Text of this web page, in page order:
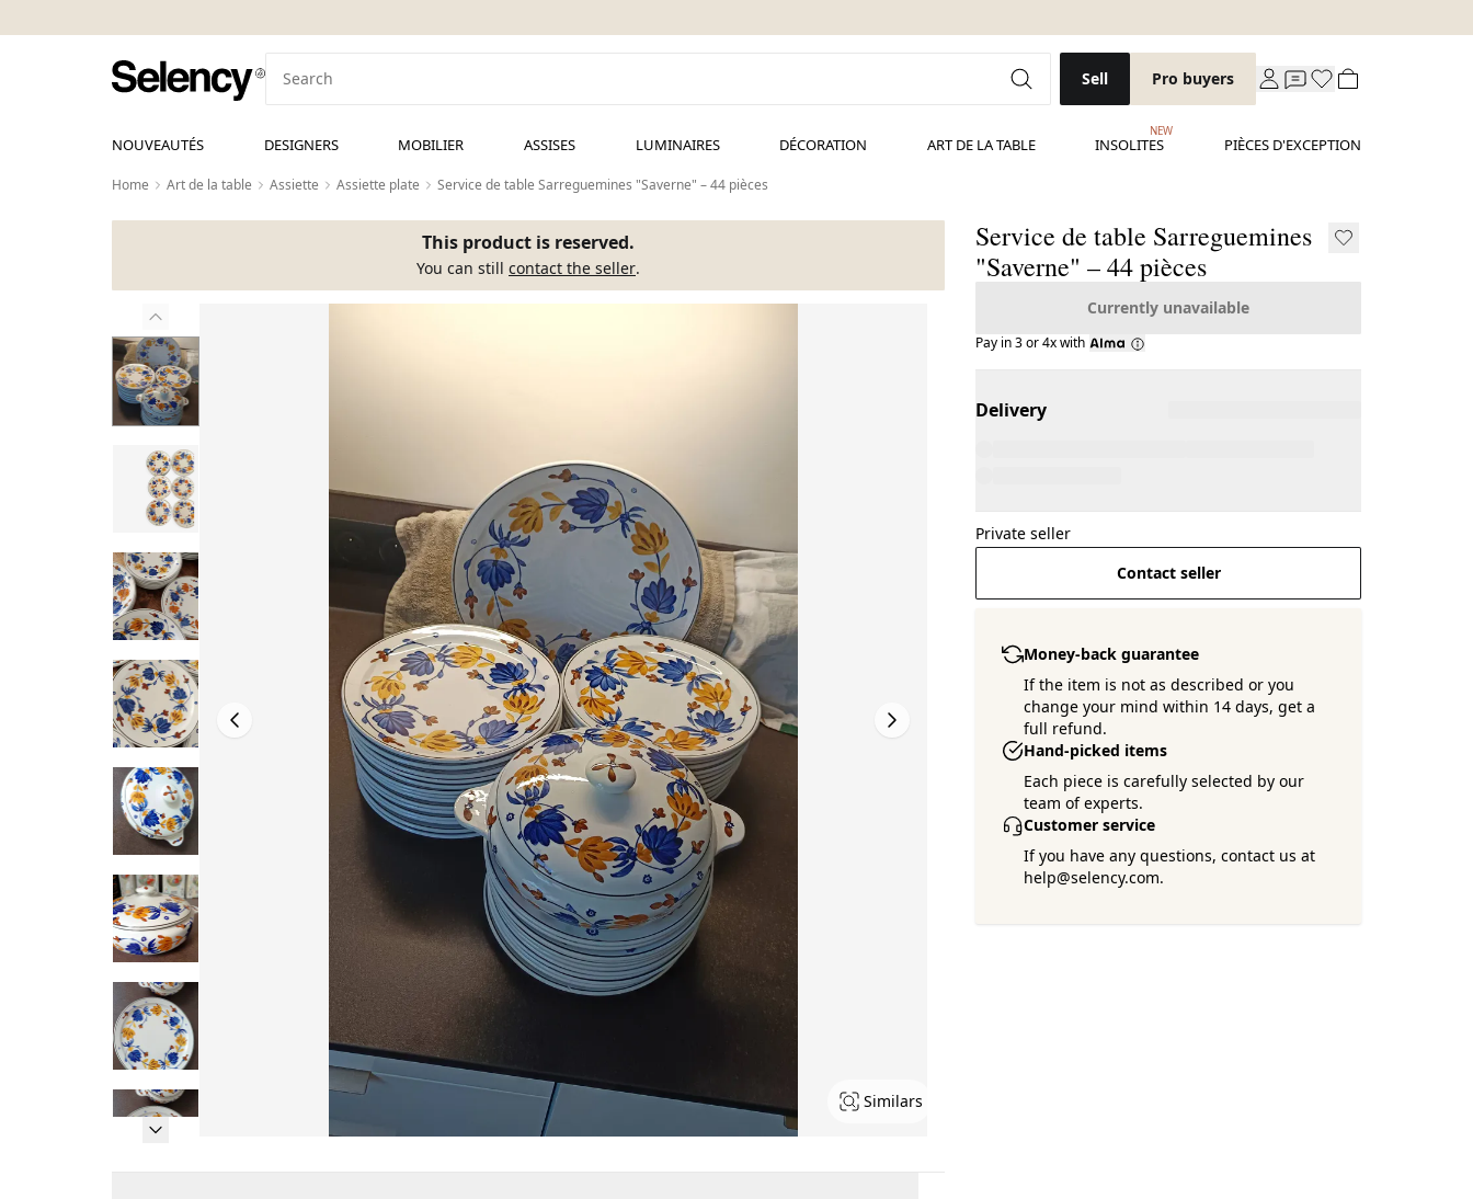
Sell Pro buyers
NOUVEAUTÉS DESIGNERS MOBILIER ASSISES LUMINAIRES DÉCORATION ART DE LA TABLE INSOLITES
NEW
PIÈCES D'EXCEPTION
Home Art de la table Assiette Assiette plate Service de table Sarreguemines "Saverne" – 44 pièces
This product is reserved.
You can still contact the seller.
Similars
Service de table Sarreguemines
"Saverne" – 44 pièces
Currently unavailable
Pay in 3 or 4x with
Delivery
Private seller
Contact seller
Money-back guarantee
If the item is not as described or you
change your mind within 14 days, get a
full refund.
Hand-picked items
Each piece is carefully selected by our
team of experts.
Customer service
If you have any questions, contact us at
help@selency.com.